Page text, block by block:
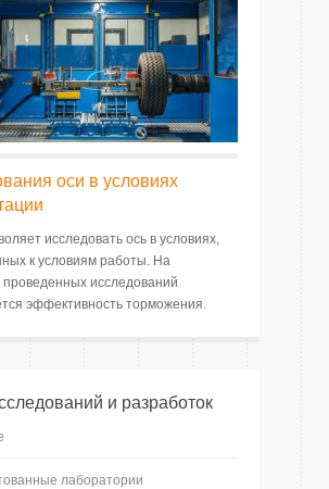
оси в условиях
исследовать ось в условиях,
к условиям работы. На
проведенных исследований
эффективность торможения.
и разработок
лаборатории